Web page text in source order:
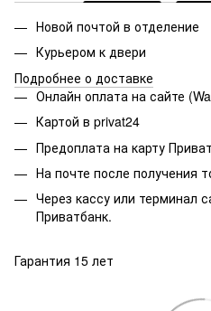
Новой почтой в отделение
Курьером к двери
Подробнее о доставке
Онлайн оплата на сайте
Картой в privat24
Предоплата на карту
На почте после получения
Через кассу или терминал
Приватбанк.
Гарантия 15 лет